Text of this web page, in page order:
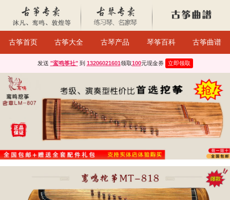
古筝首页 古筝大全 古琴产品 琴筝百科 古筝曲谱
发送 "鸾鸣筝社"到 13206021601 领取100元现金券 立即领取